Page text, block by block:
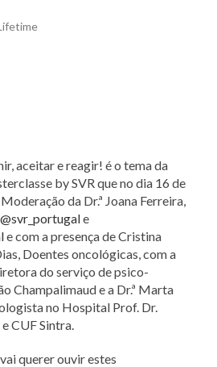
aceitar e reagir! é o tema da
by SVR que no dia 16 de
da Dr.ª Joana Ferreira,
@svr_portugale
e com a presença de Cristina
Doentes oncológicas, com a
do serviço de psico-
Champalimaud e a Dr.ª Marta
no Hospital Prof. Dr.
CUF Sintra.
querer ouvir estes